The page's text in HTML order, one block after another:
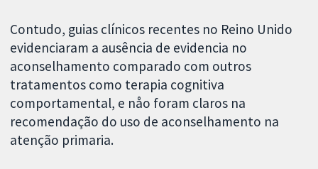
Contudo, guias clínicos recentes no Reino Unido
evidenciaram a ausência de evidencia no
aconselhamento comparado com outros
tratamentos como terapia cognitiva
comportamental, e nåo foram claros na
recomendação do uso de aconselhamento na
atenção primaria.